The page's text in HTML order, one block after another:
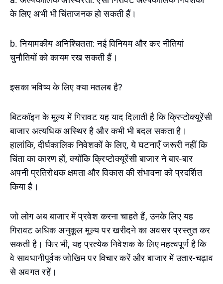
के लिए अभी भी चिंताजनक हो सकती हैं।
b. नियामकीय अनिश्चितता: नई विनियम और कर नीतियां
चुनौतियों को कायम रख सकती हैं।
इसका भविष्य के लिए क्या मतलब है?
बिटकॉइन के मूल्य में गिरावट यह याद दिलाती है कि क्रिप्टोक्यूरेंसी
बाजार अत्यधिक अस्थिर है और कभी भी बदल सकता है।
हालांकि, दीर्घकालिक निवेशकों के लिए, ये घटनाएँ जरूरी नहीं कि
चिंता का कारण हों, क्योंकि क्रिप्टोक्यूरेंसी बाजार ने बार-बार
अपनी प्रतिरोधक क्षमता और विकास की संभावना को प्रदर्शित
किया है।
जो लोग अब बाजार में प्रवेश करना चाहते हैं, उनके लिए यह
गिरावट अधिक अनुकूल मूल्य पर खरीदने का अवसर प्रस्तुत कर
सकती है। फिर भी, यह प्रत्येक निवेशक के लिए महत्वपूर्ण है कि
वे सावधानीपूर्वक जोखिम पर विचार करें और बाजार में उतार-चढ़ाव
से अवगत रहें।